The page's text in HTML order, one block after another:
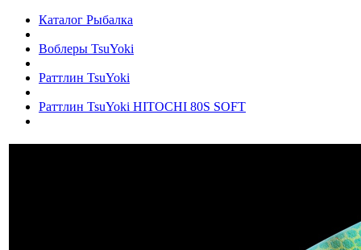
Каталог Рыбалка
Воблеры TsuYoki
Раттлин TsuYoki
Раттлин TsuYoki HITOCHI 80S SOFT